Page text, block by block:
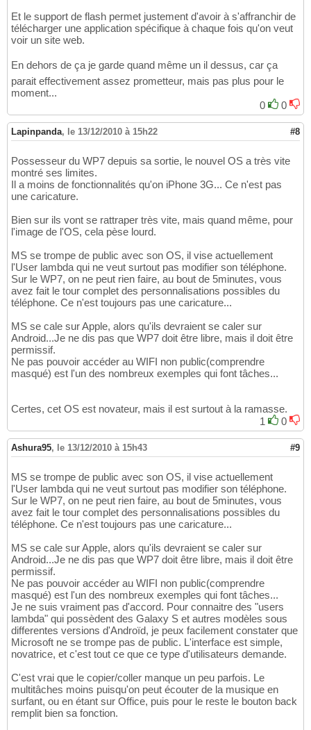
Et le support de flash permet justement d'avoir à s'affranchir de
télécharger une application spécifique à chaque fois qu'on veut
voir un site web.
En dehors de ça je garde quand même un il dessus, car ça
parait effectivement assez prometteur, mais pas plus pour le
moment...
0
0
Lapinpanda, le 13/12/2010 à 15h22 #8
Possesseur du WP7 depuis sa sortie, le nouvel OS a très vite
montré ses limites.
Il a moins de fonctionnalités qu'on iPhone 3G... Ce n'est pas
une caricature.
Bien sur ils vont se rattraper très vite, mais quand même, pour
l'image de l'OS, cela pèse lourd.
MS se trompe de public avec son OS, il vise actuellement
l'User lambda qui ne veut surtout pas modifier son téléphone.
Sur le WP7, on ne peut rien faire, au bout de 5minutes, vous
avez fait le tour complet des personnalisations possibles du
téléphone. Ce n'est toujours pas une caricature...
MS se cale sur Apple, alors qu'ils devraient se caler sur
Android...Je ne dis pas que WP7 doit être libre, mais il doit être
permissif.
Ne pas pouvoir accéder au WIFI non public(comprendre
masqué) est l'un des nombreux exemples qui font tâches...
Certes, cet OS est novateur, mais il est surtout à la ramasse.
1
0
Ashura95, le 13/12/2010 à 15h43 #9
MS se trompe de public avec son OS, il vise actuellement
l'User lambda qui ne veut surtout pas modifier son téléphone.
Sur le WP7, on ne peut rien faire, au bout de 5minutes, vous
avez fait le tour complet des personnalisations possibles du
téléphone. Ce n'est toujours pas une caricature...
MS se cale sur Apple, alors qu'ils devraient se caler sur
Android...Je ne dis pas que WP7 doit être libre, mais il doit être
permissif.
Ne pas pouvoir accéder au WIFI non public(comprendre
masqué) est l'un des nombreux exemples qui font tâches...
Je ne suis vraiment pas d'accord. Pour connaitre des "users
lambda" qui possèdent des Galaxy S et autres modèles sous
differentes versions d'Androïd, je peux facilement constater que
Microsoft ne se trompe pas de public. L'interface est simple,
novatrice, et c'est tout ce que ce type d'utilisateurs demande.
C'est vrai que le copier/coller manque un peu parfois. Le
multitâches moins puisqu'on peut écouter de la musique en
surfant, ou en étant sur Office, puis pour le reste le bouton back
remplit bien sa fonction.